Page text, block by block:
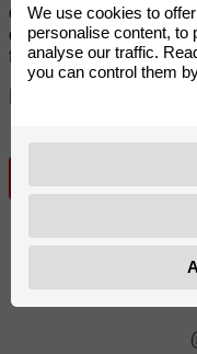
del 12 al 17 de octubre
del Alentejo (Portugal).
forma oficial y ofrecerá
Próxima fecha
We use cookies to
personalise content, to
analyse our traffic.
you can control them